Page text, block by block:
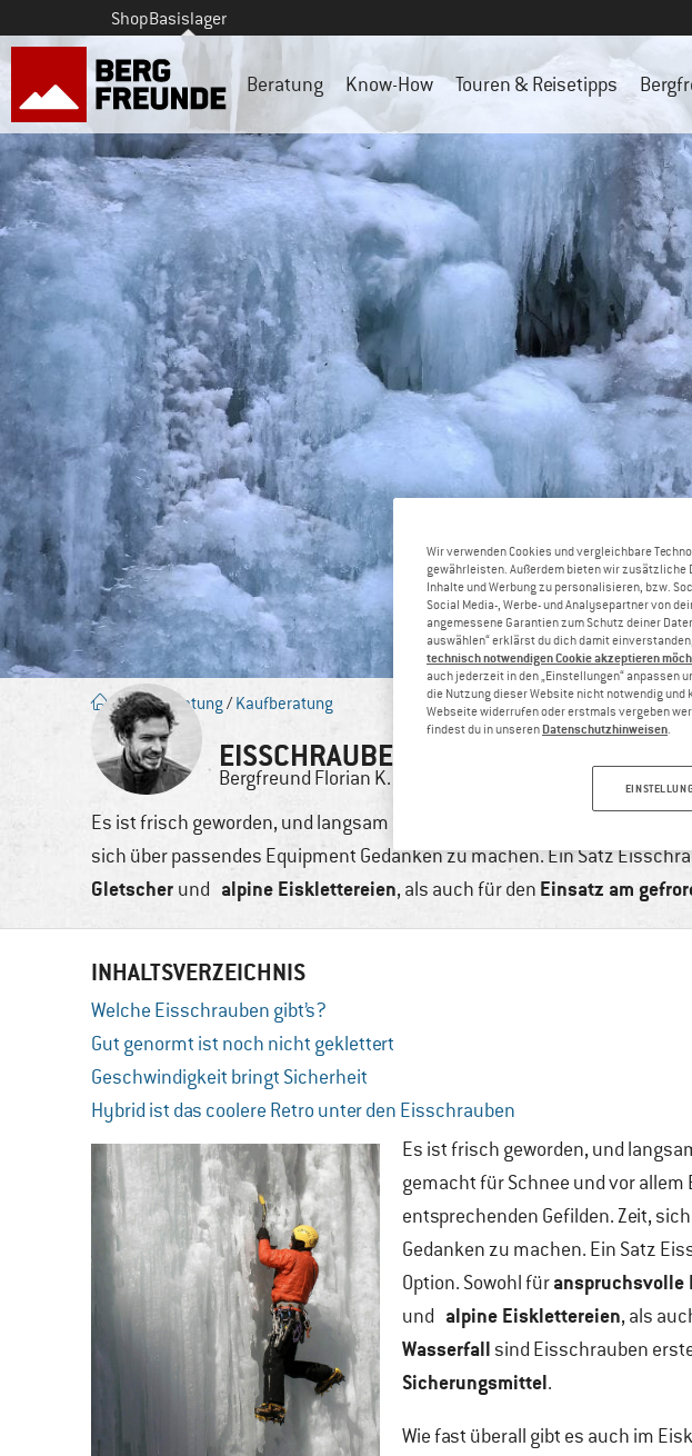
ShopBasislager
Beratung Know-How Touren & Reisetipps
Blog/Beratung /Kaufberatung
EISSCHRAUBEN – DEINE „FRIENDS“
Bergfreund Florian K.
Es ist frisch geworden, und langsam aber sicher hat der Regen Platz
sich über passendes Equipment Gedanken zu machen. Ein Satz
Gletscher und alpine Eisklettereien, als auch für den Einsatz am
INHALTSVERZEICHNIS
Welche Eisschrauben gibt’s?
Gut genormt ist noch nicht geklettert
Geschwindigkeit bringt Sicherheit
Hybrid ist das coolere Retro unter den Eisschrauben
Es ist frisch geworden, und
gemacht für Schnee und vor allem
entsprechenden Gefilden. Zeit,
Gedanken zu machen. Ein Satz
Option. Sowohl füranspruchsvolle
und alpine Eisklettereien, als
Wasserfall sind Eisschrauben
Sicherungsmittel.
Wie fast überall gibt es auch im
Wir verwenden Cookies und vergleichbare
gewährleisten. Außerdem bieten wir zusätzliche
Inhalte und Werbung zu personalisieren, bzw.
Social Media-, Werbe- und Analysepartner von
angemessene Garantien zum Schutz deiner
auswählen“ erklärst du dich damit
technisch notwendigen Cookie akzeptieren
auch jederzeit in den „Einstellungen“ anpassen
die Nutzung dieser Website nicht notwendig und
Webseite widerrufen oder erstmals vergeben
findest du in unseren Datenschutzhinweisen.